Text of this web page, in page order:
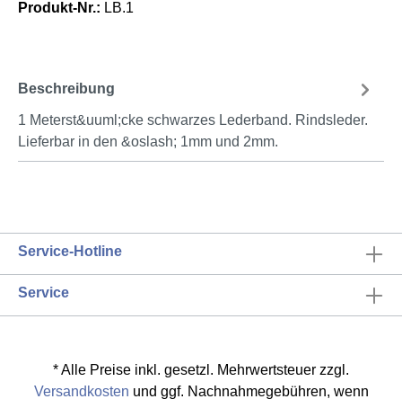
Produkt-Nr.: LB.1
Beschreibung
1 Meterst&uuml;cke schwarzes Lederband. Rindsleder.
Lieferbar in den &oslash; 1mm und 2mm.
Service-Hotline
Service
* Alle Preise inkl. gesetzl. Mehrwertsteuer zzgl.
Versandkosten und ggf. Nachnahmegebühren, wenn